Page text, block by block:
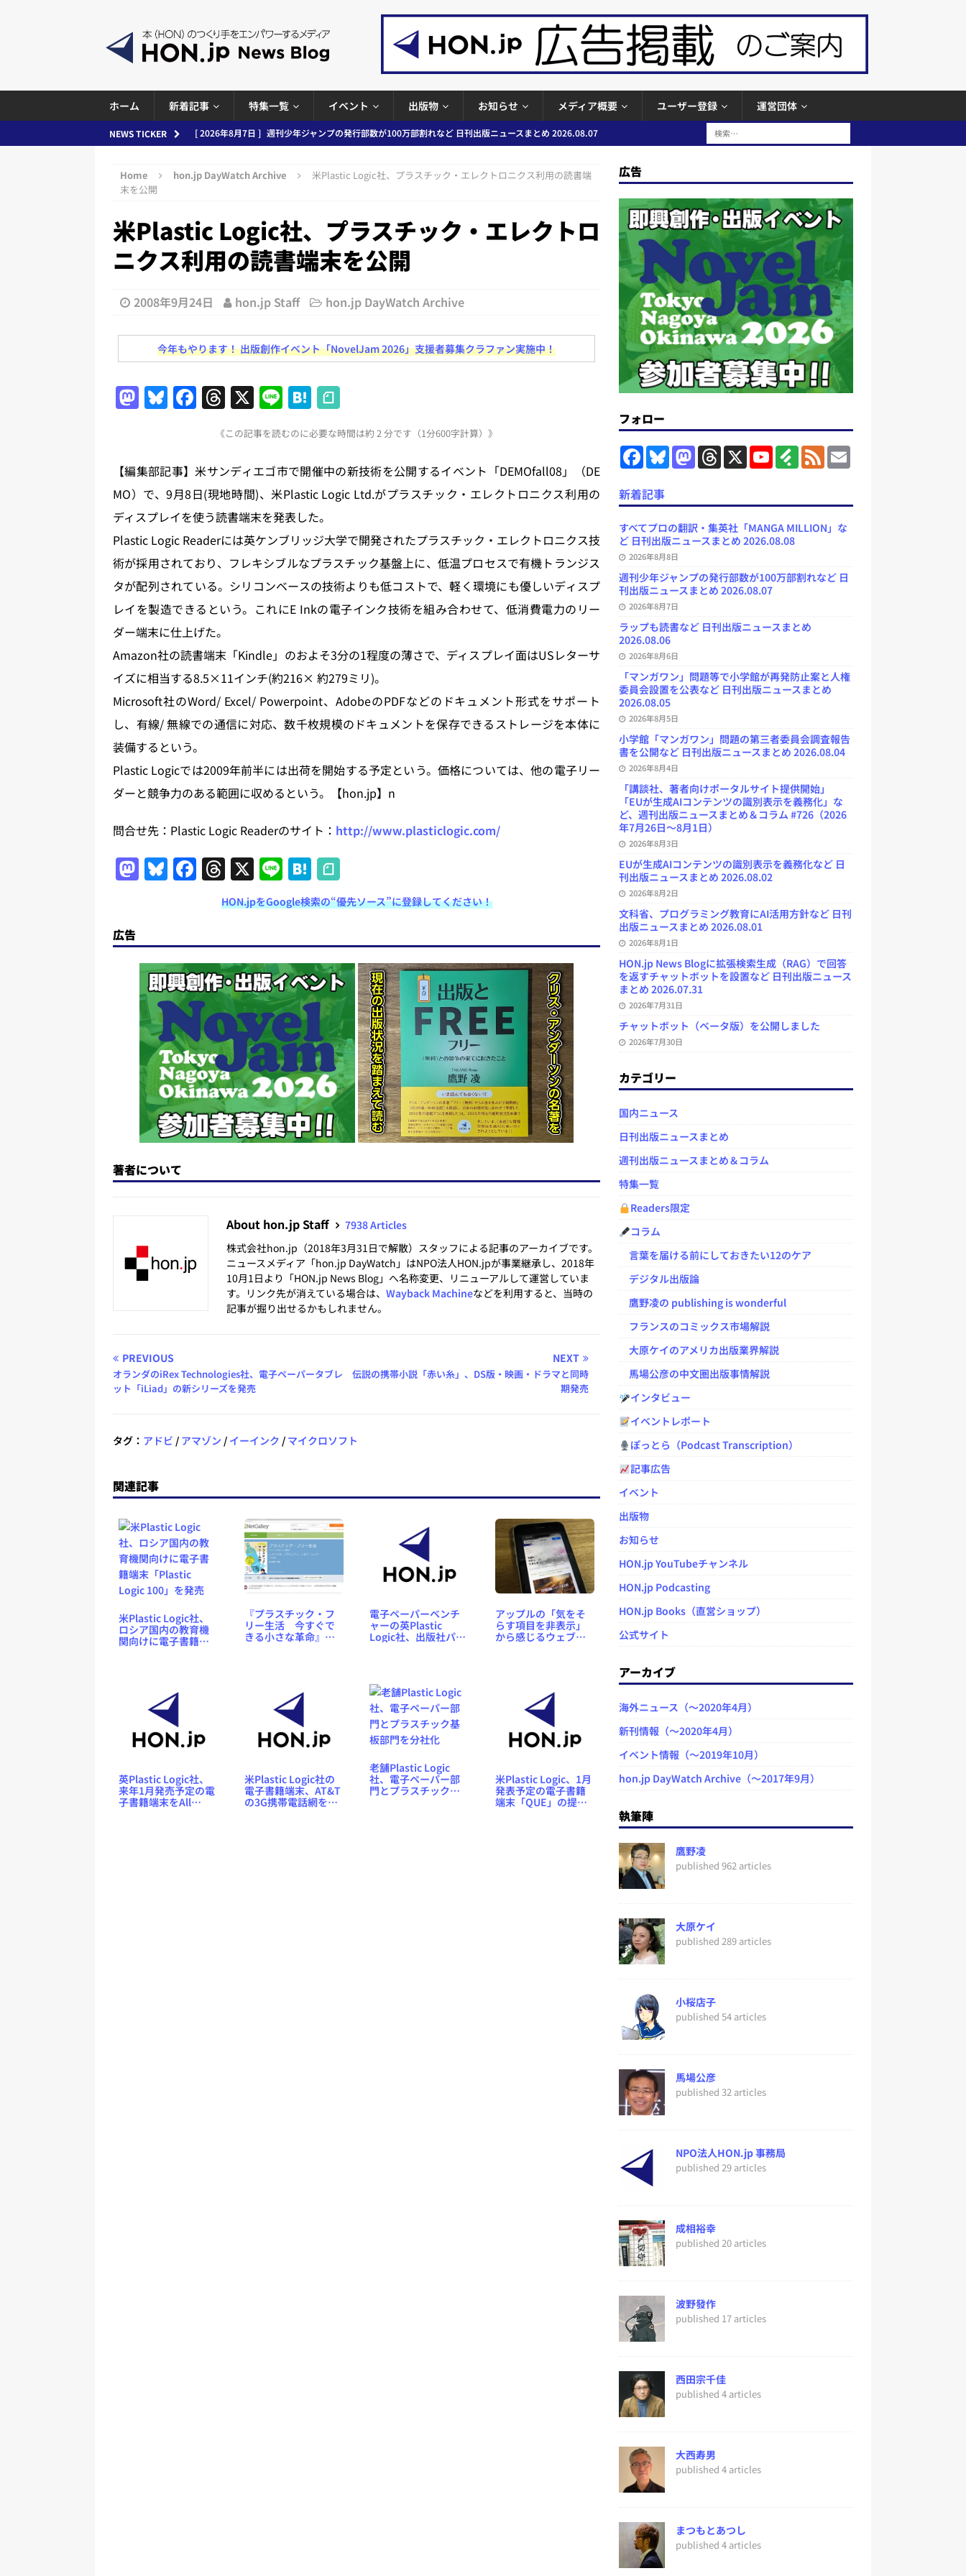
ホーム 新着記事 特集一覧 イベント 出版物 お知らせ メディア概要 ユーザー登録 運営団体
NEWS TICKER [ 2026年8月7日 ] 週刊少年ジャンプの発行部数が100万部割れなど 日刊出版ニュースまとめ 2026.08.07
[ 2026年8月6日 ] ラップも読書など 日刊出版ニュースまとめ 2026.08.06
日刊出版ニュースまとめ
ースまとめ 2026.08.05
日刊出版ニュースまとめ
[ 2026年8月4日 ]
小学館「マンガワン」問題の第三者委員会調査報告書を公開など 日刊出版ニュースまと
め 2026.08.04
日刊出版ニュースまとめ
とめ＆コラム
日刊出版ニュースまとめ
日刊出版ニュースまとめ
[ 2026年7月31日 ] HON.jp News Blogに拡張検索生成（RAG）で回答を返すチャットボットを設置など
日刊出版ニュースまとめ 2026.07.31
日刊出版ニュースまとめ
[ 2026年7月30日 ] チャットボット（ベータ版）を公開しました
[ 2026年8月8日 ] すべてプロの翻訳・集英社「MANGA MILLION」など 日刊出版ニュースまとめ
2026.08.08
日刊出版ニュースまとめ
Home hon.jp DayWatch Archive
米Plastic Logic社、プラスチック・エレクトロニクス利用の読書端
末を公開
米Plastic Logic社、プラスチック・エレクトロ
ニクス利用の読書端末を公開
2008年9月24日 hon.jp Staff hon.jp DayWatch Archive
今年もやります！ 出版創作イベント「NovelJam 2026」支援者募集クラファン実施中！
M
o
d
o
n
Bl
s
k
y
F
e
b
o
o
k
T
re
a
d
s
X Li
n
e
H
at
e
n
a
《この記事を読むのに必要な時間は約 2 分です（1分600字計算）》
【編集部記事】米サンディエゴ市で開催中の新技術を公開するイベント「DEMOfall08」（DE
MO）で、9月8日(現地時間)、米Plastic Logic Ltd.がプラスチック・エレクトロニクス利用の
ディスプレイを使う読書端末を発表した。
Plastic Logic Readerには英ケンブリッジ大学で開発されたプラスチック・エレクトロニクス技
術が採用されており、フレキシブルなプラスチック基盤上に、低温プロセスで有機トランジス
タが配列されている。シリコンベースの技術よりも低コストで、軽く環境にも優しいディスプ
レイを製造できるという。これにE Inkの電子インク技術を組み合わせて、低消費電力のリー
ダー端末に仕上げた。
Amazon社の読書端末「Kindle」のおよそ3分の1程度の薄さで、ディスプレイ面はUSレターサ
イズに相当する8.5×11インチ(約216× 約279ミリ)。
Microsoft社のWord/ Excel/ Powerpoint、AdobeのPDFなどのドキュメント形式をサポート
し、有線/ 無線での通信に対応、数千枚規模のドキュメントを保存できるストレージを本体に
装備するという。
Plastic Logicでは2009年前半には出荷を開始する予定という。価格については、他の電子リー
ダーと競争力のある範囲に収めるという。【hon.jp】n
問合せ先：Plastic Logic Readerのサイト： http://www.plasticlogic.com/
M
a
o
d
o
n
Bl
u
s
k
y
F
a
e
b
o
o
k
T
h
re
a
d
s
X Li
n
e
H
at
e
n
a
HON.jpをGoogle検索の“優先ソース”に登録してください！
広告
著者について
About hon.jp Staff
7938 Articles
株式会社hon.jp（2018年3月31日で解散）スタッフによる記事のアーカイブです。
ニュースメディア「hon.jp DayWatch」はNPO法人HON.jpが事業継承し、2018年
10月1日より「HON.jp News Blog」へ名称変更、リニューアルして運営していま
す。リンク先が消えている場合は、 Wayback Machineなどを利用すると、当時の
記事が掘り出せるかもしれません。
PREVIOUS
オランダのiRex Technologies社、電子ペーパータブレ
ット「iLiad」の新シリーズを発売
NEXT
伝説の携帯小説「赤い糸」、DS版・映画・ドラマと同時
期発売
タグ： アドビ / アマゾン / イーインク / マイクロソフト
関連記事
米Plastic Logic社、
ロシア国内の教育機
関向けに電子書籍端
『プラスチック・フ
リー生活 今すぐで
きる小さな革命』シ
作品のゲラが読める
NetGalley 新着作品
電子ペーパーベンチ
ャーの英Plastic
Logic社、出版社パー
アップルの「気をそ
らす項目を非表示」
から感じるウェブ広
英Plastic Logic社、
来年1月発売予定の電
子書籍端末をAll
米Plastic Logic社の
電子書籍端末、AT&T
の3G携帯電話網を採
老舗Plastic Logic
社、電子ペーパー部
門とプラスチック基
米Plastic Logic、1月
発表予定の電子書籍
端末「QUE」の提供
広告
フォロー
F
a
e
b
o
o
k
B
l
k
y
M
a
d
o
n
T
h
d
s
X
Y
o
b
e
C
h
n
e
F
e
y
F
e
E
m
新着記事
すべてプロの翻訳・集英社「MANGA MILLION」な
ど 日刊出版ニュースまとめ 2026.08.08
2026年8月8日
週刊少年ジャンプの発行部数が100万部割れなど 日
刊出版ニュースまとめ 2026.08.07
2026年8月7日
ラップも読書など 日刊出版ニュースまとめ
2026.08.06
2026年8月6日
「マンガワン」問題等で小学館が再発防止案と人権
委員会設置を公表など 日刊出版ニュースまとめ
2026.08.05
2026年8月5日
小学館「マンガワン」問題の第三者委員会調査報告
書を公開など 日刊出版ニュースまとめ 2026.08.04
2026年8月4日
「講談社、著者向けポータルサイト提供開始」
「EUが生成AIコンテンツの識別表示を義務化」な
ど、週刊出版ニュースまとめ＆コラム #726（2026
年7月26日～8月1日）
2026年8月3日
EUが生成AIコンテンツの識別表示を義務化など 日
刊出版ニュースまとめ 2026.08.02
2026年8月2日
文科省、プログラミング教育にAI活用方針など 日刊
出版ニュースまとめ 2026.08.01
2026年8月1日
HON.jp News Blogに拡張検索生成（RAG）で回答
を返すチャットボットを設置など 日刊出版ニュース
まとめ 2026.07.31
2026年7月31日
チャットボット（ベータ版）を公開しました
2026年7月30日
カテゴリー
国内ニュース
日刊出版ニュースまとめ
週刊出版ニュースまとめ＆コラム
特集一覧
Readers限定
コラム
言葉を届ける前にしておきたい12のケア
デジタル出版論
鷹野凌の publishing is wonderful
フランスのコミックス市場解説
大原ケイのアメリカ出版業界解説
馬場公彦の中文圏出版事情解説
インタビュー
イベントレポート
ぽっとら（Podcast Transcription）
記事広告
イベント
出版物
お知らせ
HON.jp YouTubeチャンネル
HON.jp Podcasting
HON.jp Books（直営ショップ）
公式サイト
アーカイブ
海外ニュース（～2020年4月）
新刊情報（～2020年4月）
イベント情報（～2019年10月）
hon.jp DayWatch Archive（～2017年9月）
執筆陣
鷹野凌
published 962 articles
大原ケイ
published 289 articles
小桜店子
published 54 articles
馬場公彦
published 32 articles
NPO法人HON.jp 事務局
published 29 articles
成相裕幸
published 20 articles
波野發作
published 17 articles
西田宗千佳
published 4 articles
大西寿男
published 4 articles
まつもとあつし
published 4 articles